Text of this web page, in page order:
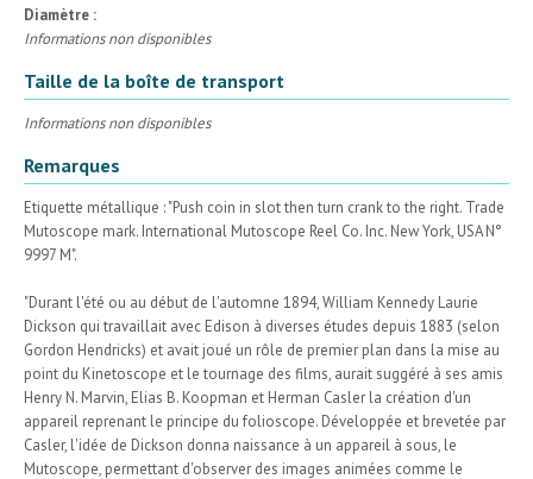
Diamètre :
Informations non disponibles
Taille de la boîte de transport
Informations non disponibles
Remarques
Etiquette métallique : "Push coin in slot then turn crank to the right. Trade
Mutoscope mark. International Mutoscope Reel Co. Inc. New York, USA N°
9997 M".
"Durant l'été ou au début de l'automne 1894, William Kennedy Laurie
Dickson qui travaillait avec Edison à diverses études depuis 1883 (selon
Gordon Hendricks) et avait joué un rôle de premier plan dans la mise au
point du Kinetoscope et le tournage des films, aurait suggéré à ses amis
Henry N. Marvin, Elias B. Koopman et Herman Casler la création d'un
appareil reprenant le principe du folioscope. Développée et brevetée par
Casler, l'idée de Dickson donna naissance à un appareil à sous, le
Mutoscope, permettant d'observer des images animées comme le